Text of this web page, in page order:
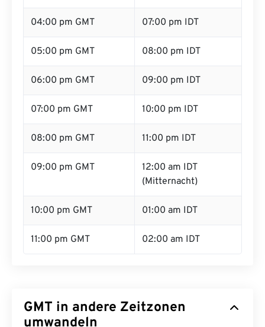
04:00 pm GMT 07:00 pm IDT
05:00 pm GMT 08:00 pm IDT
06:00 pm GMT 09:00 pm IDT
07:00 pm GMT 10:00 pm IDT
08:00 pm GMT 11:00 pm IDT
09:00 pm GMT
12:00 am IDT
(Mitternacht)
10:00 pm GMT 01:00 am IDT
11:00 pm GMT 02:00 am IDT
GMT in andere Zeitzonen
umwandeln